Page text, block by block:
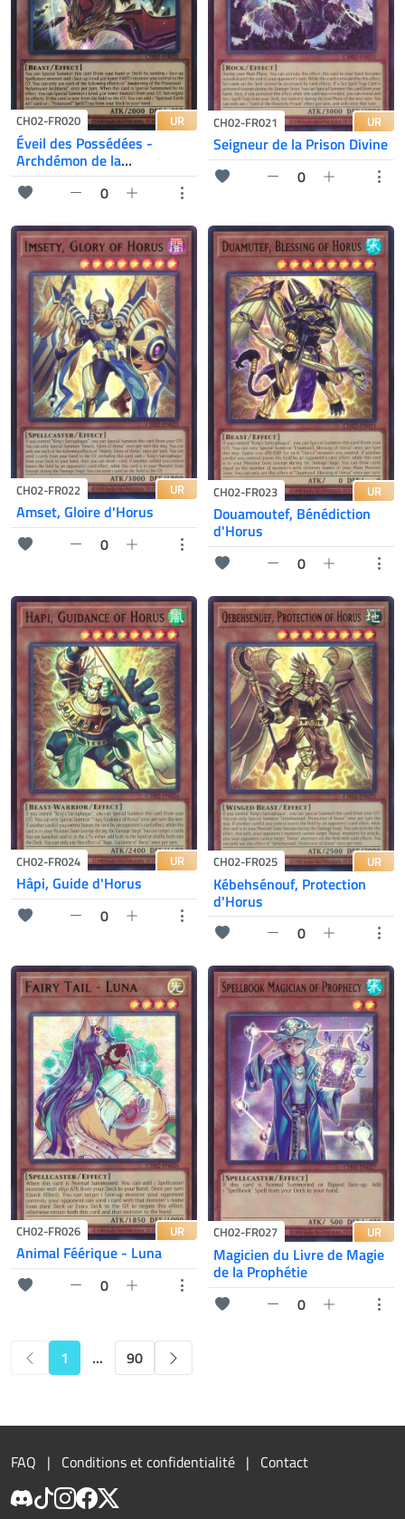
CH02-FR020 UR
Éveil des Possédées -
Archdémon de la
Suprinfâmie
0
CH02-FR021 UR
Seigneur de la Prison Divine
0
CH02-FR022 UR
Amset, Gloire d'Horus
0
CH02-FR023 UR
Douamoutef, Bénédiction
d'Horus
0
CH02-FR024 UR
Hâpi, Guide d'Horus
0
CH02-FR025 UR
Kébehsénouf, Protection
d'Horus
0
CH02-FR026 UR
Animal Féérique - Luna
0
CH02-FR027 UR
Magicien du Livre de Magie
de la Prophétie
0
1 ... 90
FAQ Conditions et confidentialité Contact